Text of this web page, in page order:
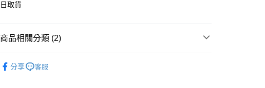
日取貨
商品相關分類 (2)
分享 客服